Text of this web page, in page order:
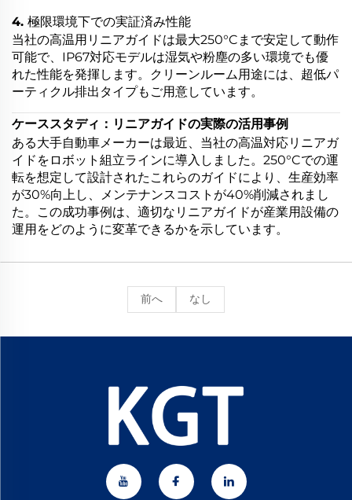
4. 極限環境下での実証済み性能
当社の高温用リニアガイドは最大250°Cまで安定して動作
可能で、IP67対応モデルは湿気や粉塵の多い環境でも優
れた性能を発揮します。クリーンルーム用途には、超低パ
ーティクル排出タイプもご用意しています。
ケーススタディ：リニアガイドの実際の活用事例
ある大手自動車メーカーは最近、当社の高温対応リニアガ
イドをロボット組立ラインに導入しました。250°Cでの運
転を想定して設計されたこれらのガイドにより、生産効率
が30%向上し、メンテナンスコストが40%削減されまし
た。この成功事例は、適切なリニアガイドが産業用設備の
運用をどのように変革できるかを示しています。
前へ なし